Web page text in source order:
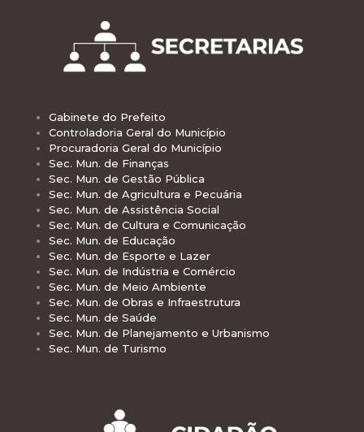
Gabinete do Prefeito
Controladoria Geral do Município
Procuradoria Geral do Município
Sec. Mun. de Finanças
Sec. Mun. de Gestão Pública
Sec. Mun. de Agricultura e Pecuária
Sec. Mun. de Assistência Social
Sec. Mun. de Cultura e Comunicação
Sec. Mun. de Educação
Sec. Mun. de Esporte e Lazer
Sec. Mun. de Indústria e Comércio
Sec. Mun. de Meio Ambiente
Sec. Mun. de Obras e Infraestrutura
Sec. Mun. de Saúde
Sec. Mun. de Planejamento e Urbanismo
Sec. Mun. de Turismo